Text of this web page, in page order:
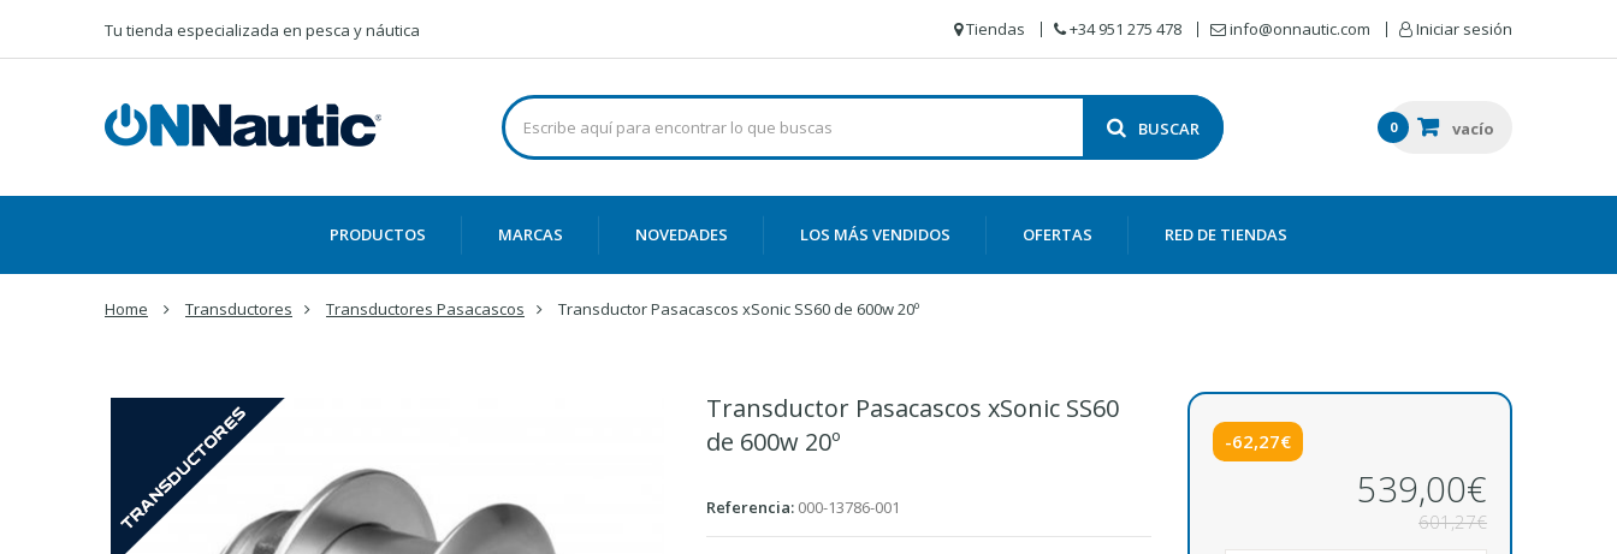
Tu tienda especializada en pesca y náutica Tiendas +34 951 275 478 info@onnautic.com Iniciar sesión
BUSCAR 0 vacío
PRODUCTOS MARCAS NOVEDADES LOS MÁS VENDIDOS OFERTAS RED DE TIENDAS
Home Transductores Transductores Pasacascos Transductor Pasacascos xSonic SS60 de 600w 20º
Transductor Pasacascos xSonic SS60
de 600w 20º
Referencia: 000-13786-001
-62,27€
539,00€
601,27€